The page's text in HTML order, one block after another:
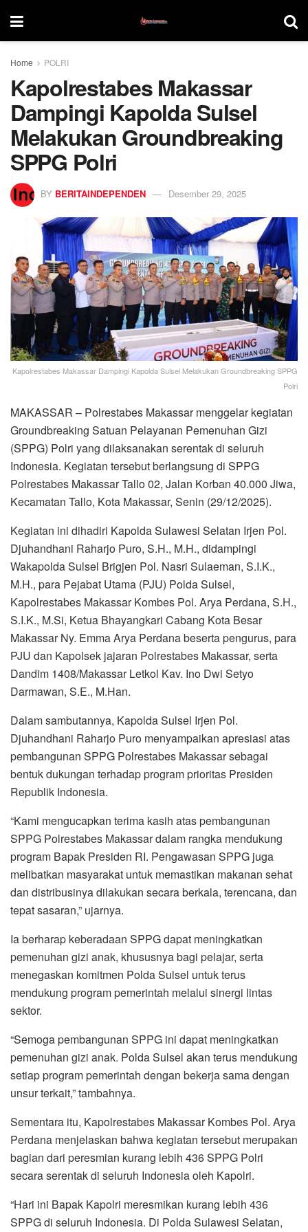
Home POLRI
Kapolrestabes Makassar
Dampingi Kapolda Sulsel
Melakukan Groundbreaking
SPPG Polri
BY BERITAINDEPENDEN Desember 29, 2025
Kapolrestabes Makassar Dampingi Kapolda Sulsel Melakukan Groundbreaking SPPG
Polri
MAKASSAR – Polrestabes Makassar menggelar kegiatan
Groundbreaking Satuan Pelayanan Pemenuhan Gizi
(SPPG) Polri yang dilaksanakan serentak di seluruh
Indonesia. Kegiatan tersebut berlangsung di SPPG
Polrestabes Makassar Tallo 02, Jalan Korban 40.000 Jiwa,
Kecamatan Tallo, Kota Makassar, Senin (29/12/2025).
Kegiatan ini dihadiri Kapolda Sulawesi Selatan Irjen Pol.
Djuhandhani Raharjo Puro, S.H., M.H., didampingi
Wakapolda Sulsel Brigjen Pol. Nasri Sulaeman, S.I.K.,
M.H., para Pejabat Utama (PJU) Polda Sulsel,
Kapolrestabes Makassar Kombes Pol. Arya Perdana, S.H.,
S.I.K., M.Si, Ketua Bhayangkari Cabang Kota Besar
Makassar Ny. Emma Arya Perdana beserta pengurus, para
PJU dan Kapolsek jajaran Polrestabes Makassar, serta
Dandim 1408/Makassar Letkol Kav. Ino Dwi Setyo
Darmawan, S.E., M.Han.
Dalam sambutannya, Kapolda Sulsel Irjen Pol.
Djuhandhani Raharjo Puro menyampaikan apresiasi atas
pembangunan SPPG Polrestabes Makassar sebagai
bentuk dukungan terhadap program prioritas Presiden
Republik Indonesia.
“Kami mengucapkan terima kasih atas pembangunan
SPPG Polrestabes Makassar dalam rangka mendukung
program Bapak Presiden RI. Pengawasan SPPG juga
melibatkan masyarakat untuk memastikan makanan sehat
dan distribusinya dilakukan secara berkala, terencana, dan
tepat sasaran,” ujarnya.
Ia berharap keberadaan SPPG dapat meningkatkan
pemenuhan gizi anak, khususnya bagi pelajar, serta
menegaskan komitmen Polda Sulsel untuk terus
mendukung program pemerintah melalui sinergi lintas
sektor.
“Semoga pembangunan SPPG ini dapat meningkatkan
pemenuhan gizi anak. Polda Sulsel akan terus mendukung
setiap program pemerintah dengan bekerja sama dengan
unsur terkait,” tambahnya.
Sementara itu, Kapolrestabes Makassar Kombes Pol. Arya
Perdana menjelaskan bahwa kegiatan tersebut merupakan
bagian dari peresmian kurang lebih 436 SPPG Polri
secara serentak di seluruh Indonesia oleh Kapolri.
“Hari ini Bapak Kapolri meresmikan kurang lebih 436
SPPG di seluruh Indonesia. Di Polda Sulawesi Selatan,